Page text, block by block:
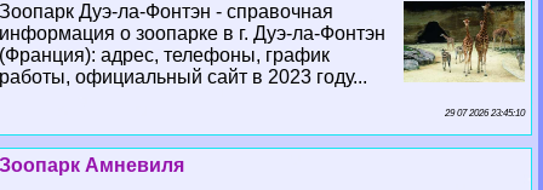
Зоопарк Дуэ-ла-Фонтэн - справочная
информация о зоопарке в г. Дуэ-ла-Фонтэн
(Франция): адрес, телефоны, график
работы, официальный сайт в 2023 году...
29 07 2026 23:45:10
Зоопарк Амневиля